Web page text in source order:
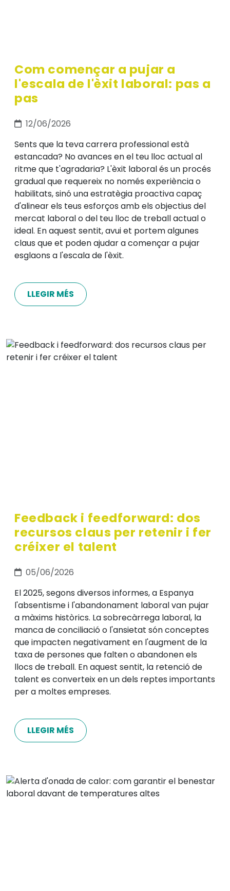
Com començar a pujar a
l'escala de l'èxit laboral: pas a
pas
12/06/2026
Sents que la teva carrera professional està
estancada? No avances en el teu lloc actual al
ritme que t'agradaria? L'èxit laboral és un procés
gradual que requereix no només experiència o
habilitats, sinó una estratègia proactiva capaç
d'alinear els teus esforços amb els objectius del
mercat laboral o del teu lloc de treball actual o
ideal. En aquest sentit, avui et portem algunes
claus que et poden ajudar a començar a pujar
esglaons a l'escala de l'èxit.
LLEGIR MÉS
Feedback i feedforward: dos
recursos claus per retenir i fer
créixer el talent
05/06/2026
El 2025, segons diversos informes, a Espanya
l'absentisme i l'abandonament laboral van pujar
a màxims històrics. La sobrecàrrega laboral, la
manca de conciliació o l'ansietat són conceptes
que impacten negativament en l'augment de la
taxa de persones que falten o abandonen els
llocs de treball. En aquest sentit, la retenció de
talent es converteix en un dels reptes importants
per a moltes empreses.
LLEGIR MÉS